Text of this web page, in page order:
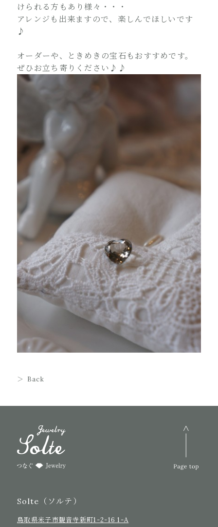
けられる方もあり様々・・・
アレンジも出来ますので、楽しんでほしいです
♪
オーダーや、ときめきの宝石もおすすめです。
ぜひお立ち寄りください♪♪
Back
Solte（ソルテ）
鳥取県米子市観音寺新町1-2-16 1-A